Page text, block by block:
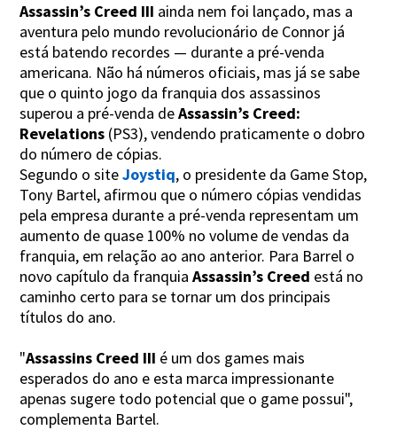
Assassin’s Creed III ainda nem foi lançado, mas a
aventura pelo mundo revolucionário de Connor já
está batendo recordes — durante a pré-venda
americana. Não há números oficiais, mas já se sabe
que o quinto jogo da franquia dos assassinos
superou a pré-venda deAssassin’s Creed:
Revelations (PS3), vendendo praticamente o dobro
do número de cópias.
Segundo o siteJoystiq, o presidente da Game Stop,
Tony Bartel, afirmou que o número cópias vendidas
pela empresa durante a pré-venda representam um
aumento de quase 100% no volume de vendas da
franquia, em relação ao ano anterior. Para Barrel o
novo capítulo da franquiaAssassin’s Creed está no
caminho certo para se tornar um dos principais
títulos do ano.
"Assassins Creed III é um dos games mais
esperados do ano e esta marca impressionante
apenas sugere todo potencial que o game possui",
complementa Bartel.